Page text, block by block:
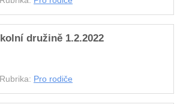
družině 1.2.2022
Rubrika: Pro rodiče